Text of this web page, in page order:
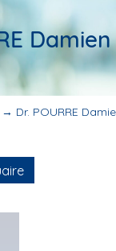
Damien
→ Dr. POURRE